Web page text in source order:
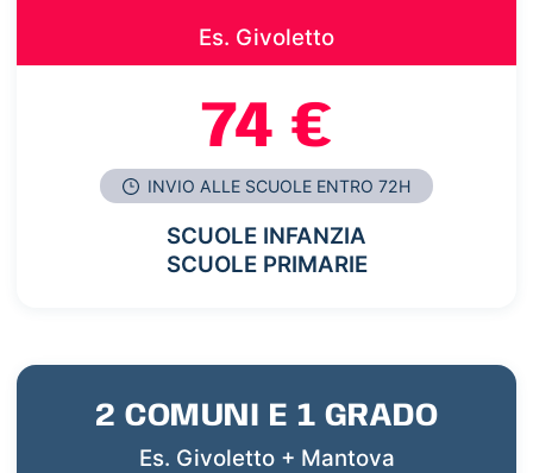
Es. Givoletto
74 €
INVIO ALLE SCUOLE ENTRO 72H
SCUOLE INFANZIA
SCUOLE PRIMARIE
2 COMUNI E 1 GRADO
Es. Givoletto + Mantova